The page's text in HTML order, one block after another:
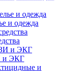
и одежда
и ЭКГ